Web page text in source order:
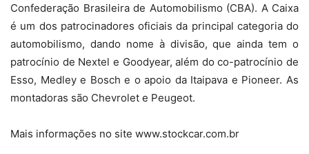
Confederação Brasileira de Automobilismo (CBA). A Caixa
é um dos patrocinadores oficiais da principal categoria do
automobilismo, dando nome à divisão, que ainda tem o
patrocínio de Nextel e Goodyear, além do co-patrocínio de
Esso, Medley e Bosch e o apoio da Itaipava e Pioneer. As
montadoras são Chevrolet e Peugeot.
Mais informações no site www.stockcar.com.br